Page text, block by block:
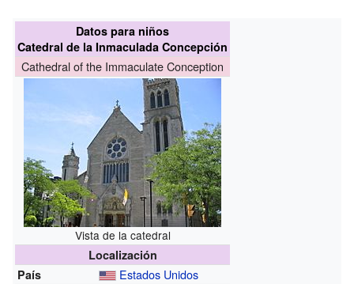
Datos para niños
Catedral de la Inmaculada Concepción
Cathedral of the Immaculate Conception
Vista de la catedral
Localización
País
Estados Unidos